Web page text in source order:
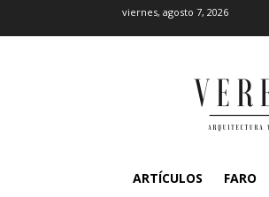
viernes, agosto 7, 2026
ARTÍCULOS FARO